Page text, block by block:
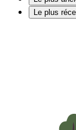
Le plus